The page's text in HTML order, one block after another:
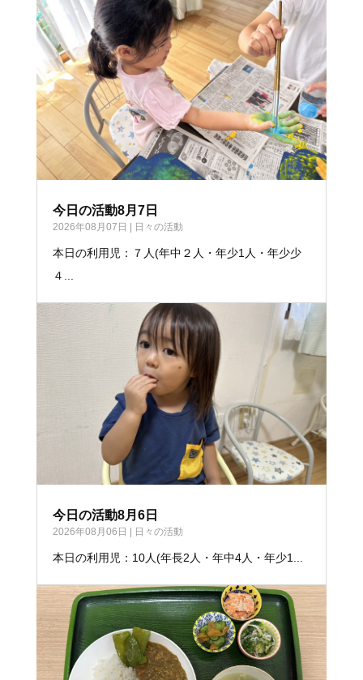
今日の活動8月7日
2026年08月07日 | 日々の活動
本日の利用児：７人(年中２人・年少1人・年少少
４...
今日の活動8月6日
2026年08月06日 | 日々の活動
本日の利用児：10人(年長2人・年中4人・年少1...